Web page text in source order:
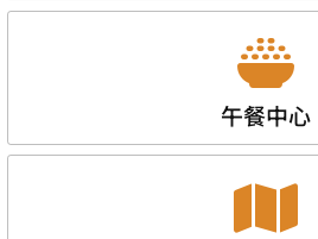
午餐中心